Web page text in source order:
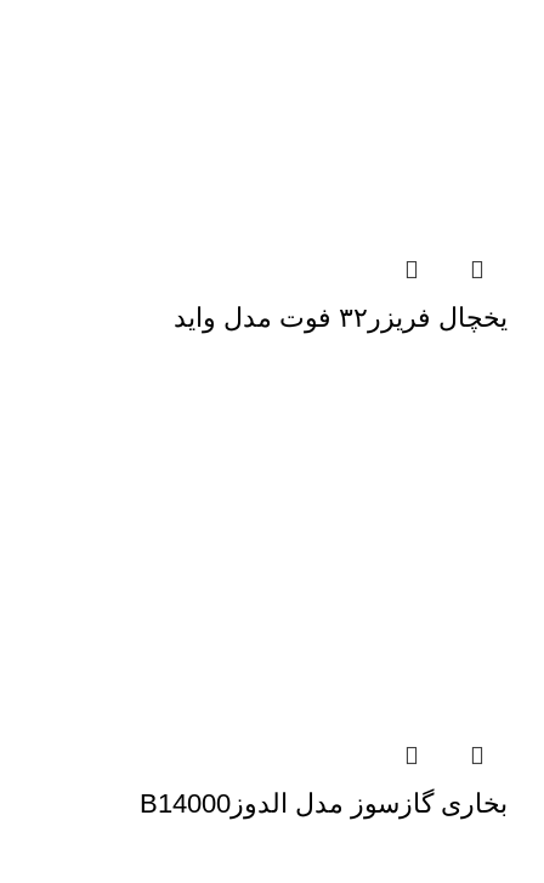
یخچال فریزر۳۲ فوت مدل واید
بخاری گازسوز مدل الدوزB14000